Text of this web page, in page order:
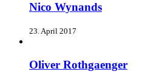
Nico Wynands
23. April 2017
Oliver Rothgaenger